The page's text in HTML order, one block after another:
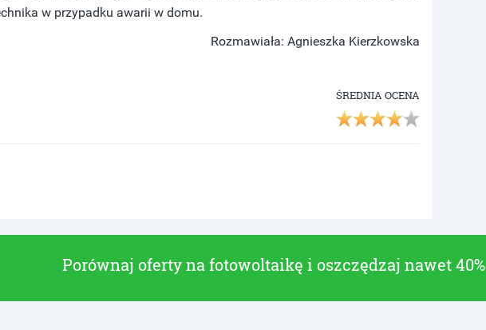
w przypadku awarii w domu.
Rozmawiała: Agnieszka Kierzkowska
ŚREDNIA OCENA
Porównaj oferty na fotowoltaikę i oszczędzaj nawet 40%